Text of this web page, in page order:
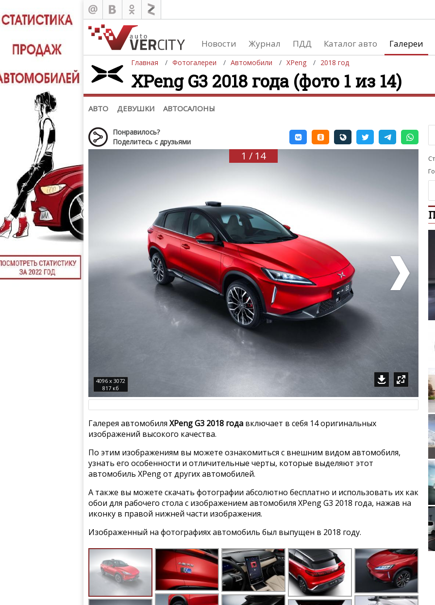
Новости Журнал ПДД Каталог авто Галереи
Главная Фотогалереи Автомобили XPeng 2018 год
XPeng G3 2018 года (фото 1 из 14)
АВТО ДЕВУШКИ АВТОСАЛОНЫ
Автомобили
Последние добавления
Список марок
(+1102)
Девушки
Девушки и автомобили
Девушки и мото
Автосалоны
Список мировых автосалонов
Понравилось?
Поделитесь с друзьями
1 / 14
4096 x 3072
817 кб
Галерея автомобиля XPeng G3 2018 года включает в себя 14 оригинальных
изображений высокого качества.
По этим изображениям вы можете ознакомиться с внешним видом автомобиля,
узнать его особенности и отличительные черты, которые выделяют этот
автомобиль XPeng от других автомобилей.
А также вы можете скачать фотографии абсолютно бесплатно и использовать их как
обои для рабочего стола с изображением автомобиля XPeng G3 2018 года, нажав на
иконку в правой нижней части изображения.
Изображенный на фотографиях автомобиль был выпущен в 2018 году.